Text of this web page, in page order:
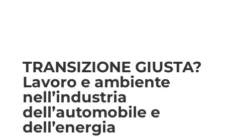
TRANSIZIONE GIUSTA?
Lavoro e ambiente
nell’industria
dell’automobile e
dell’energia